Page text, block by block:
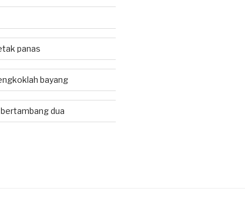
panas
bayang
dua